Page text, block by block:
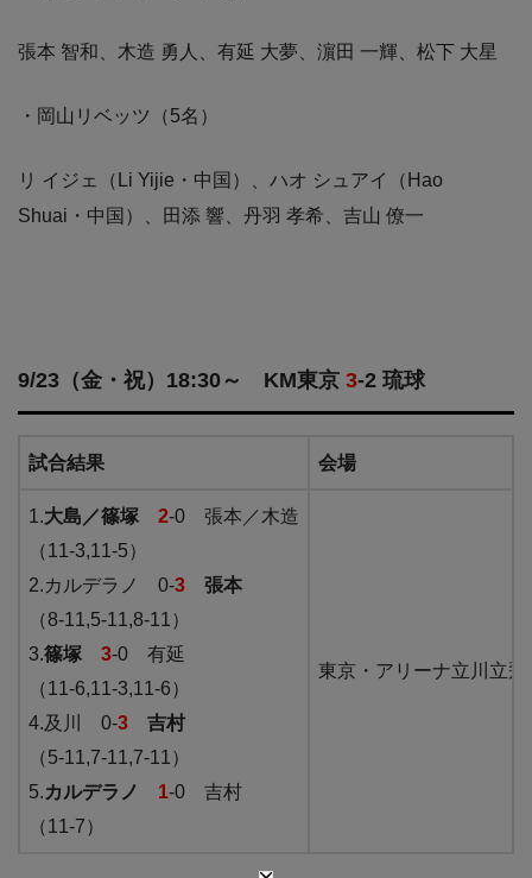
張本 智和、木造 勇人、有延 大夢、濵田 一輝、松下 大星
・岡山リベッツ（5名）
リ イジェ（Li Yijie・中国）、ハオ シュアイ（Hao
Shuai・中国）、田添 響、丹羽 孝希、吉山 僚一
9/23（金・祝）18:30～ KM東京 3-2 琉球
試合結果 会場
1.大島／篠塚 2-0 張本／木造
（11-3,11-5）
2.カルデラノ 0-3 張本
（8-11,5-11,8-11）
3.篠塚 3-0 有延
（11-6,11-3,11-6）
4.及川 0-3 吉村
（5-11,7-11,7-11）
5.カルデラノ 1-0 吉村
（11-7）
東京・アリーナ立川立飛